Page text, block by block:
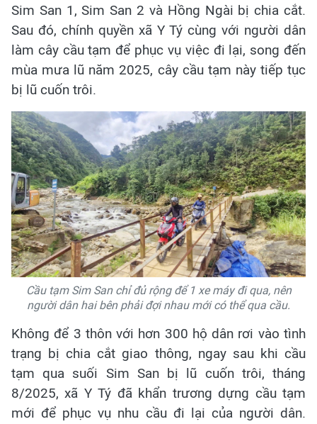
Sim San 1, Sim San 2 và Hồng Ngài bị chia cắt.
Sau đó, chính quyền xã Y Tý cùng với người dân
làm cây cầu tạm để phục vụ việc đi lại, song đến
mùa mưa lũ năm 2025, cây cầu tạm này tiếp tục
bị lũ cuốn trôi.
Cầu tạm Sim San chỉ đủ rộng để 1 xe máy đi qua, nên
người dân hai bên phải đợi nhau mới có thể qua cầu.
Không để 3 thôn với hơn 300 hộ dân rơi vào tình
trạng bị chia cắt giao thông, ngay sau khi cầu
tạm qua suối Sim San bị lũ cuốn trôi, tháng
8/2025, xã Y Tý đã khẩn trương dựng cầu tạm
mới để phục vụ nhu cầu đi lại của người dân.